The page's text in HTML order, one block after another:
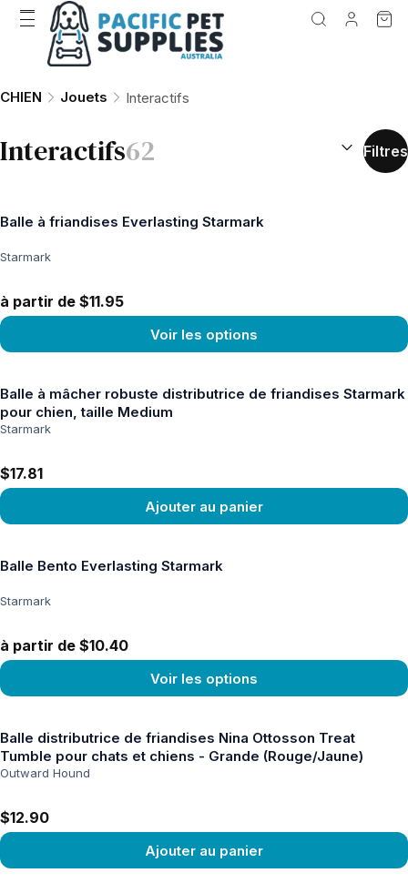
CHIEN Jouets Interactifs
Interactifs62 TRIER PAR :
Filtres
Balle à friandises Everlasting Starmark
Starmark
à partir de $11.95
Voir les options
Balle à mâcher robuste distributrice de friandises Starmark
pour chien, taille Medium
Starmark
$17.81
Ajouter au panier
Balle Bento Everlasting Starmark
Starmark
à partir de $10.40
Voir les options
Balle distributrice de friandises Nina Ottosson Treat
Tumble pour chats et chiens - Grande (Rouge/Jaune)
Outward Hound
$12.90
Ajouter au panier